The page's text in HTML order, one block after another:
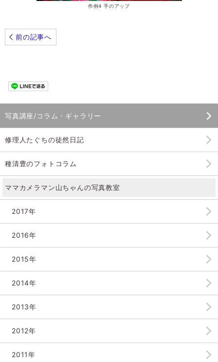
作例4 手のアップ
前の記事へ
写真講座/コラム・ギャラリー
修理人たぐちの徒然日記
種清豊のフォトコラム
ママカメラマン山ちゃんの写真教室
2017年
2016年
2015年
2014年
2013年
2012年
2011年